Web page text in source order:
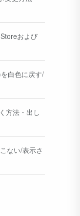
および
白色に戻す/
方法・出し
ない/表示さ